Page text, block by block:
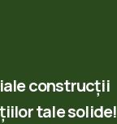
construcții
tale solide!